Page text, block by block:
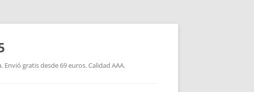
gratis desde 69 euros. Calidad AAA.